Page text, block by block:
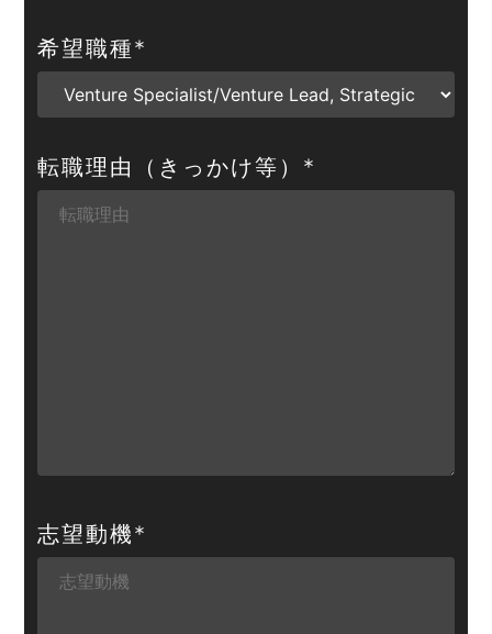
希望職種*
転職理由（きっかけ等） *
志望動機*